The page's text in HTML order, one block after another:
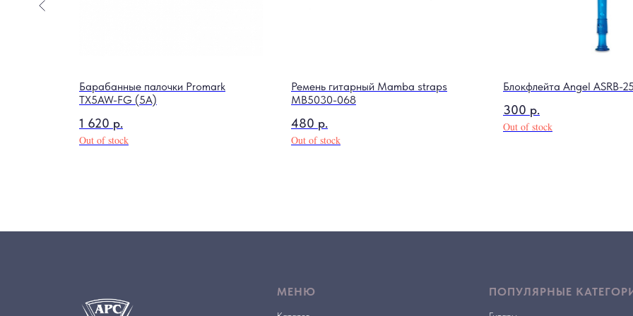
Барабанные палочки Promark
TX5AW-FG (5A)
1 620 р.
Out of stock
Ремень гитарный Mamba straps
MB5030-068
480 р.
Out of stock
Блокфлейта Angel ASRB-
300 р.
Out of stock
МЕНЮ ПОПУЛЯРНЫЕ